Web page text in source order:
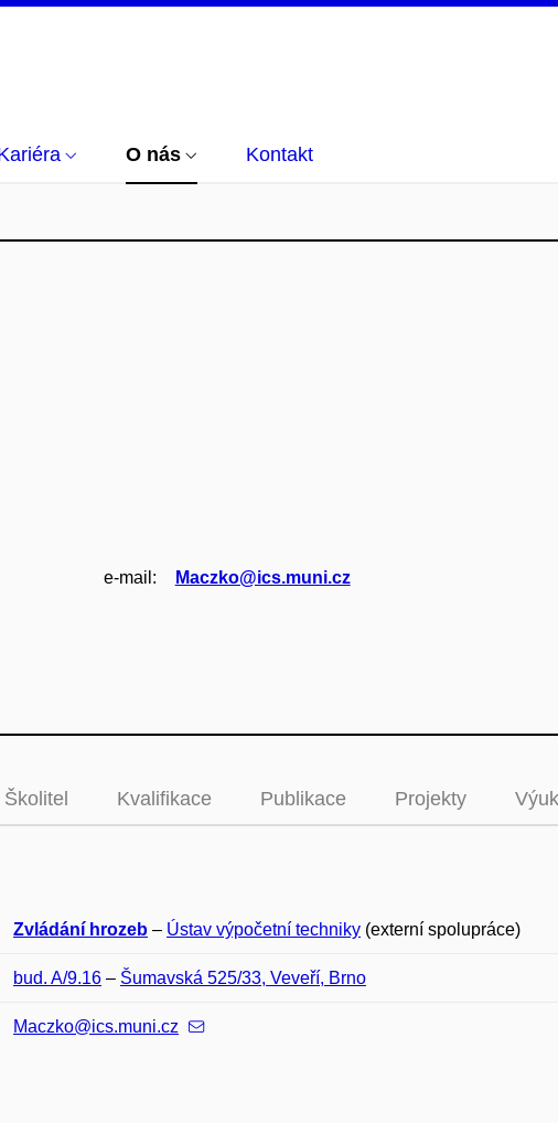
O nás Kontakt
e‑mail: Maczko@ics.muni.cz
Školitel Kvalifikace Publikace Projekty
Zvládání hrozeb – Ústav výpočetní techniky (externí spolupráce)
bud. A/9.16 – Šumavská 525/33, Veveří, Brno
Maczko@ics.muni.cz